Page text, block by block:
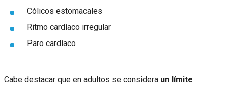
Cólicos estomacales
Ritmo cardíaco irregular
Paro cardíaco
Cabe destacar que en adultos se considera un límite